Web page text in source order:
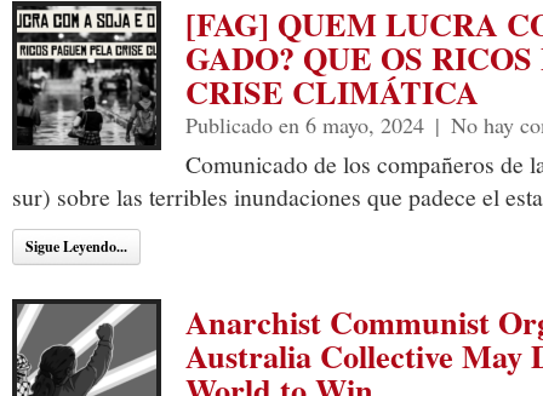
[FAG] QUEM LUCRA
GADO? QUE OS
CRISE CLIMÁTICA
Publicado en 6 mayo, 2024 | No hay
Comunicado de los compañeros de
sur) sobre las terribles inundaciones que padece el
Sigue Leyendo...
Anarchist Communist
Australia Collective May